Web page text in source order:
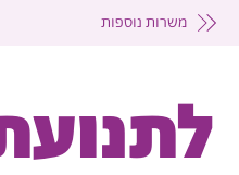
משרות נוספות